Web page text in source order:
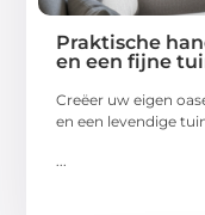
Praktische
en een fijne
Creëer uw eigen
en een levendige